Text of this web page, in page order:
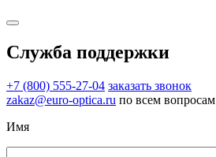
Служба поддержки
+7 (800) 555-27-04 заказать звонок
zakaz@euro-optica.ru по всем вопросам
Имя